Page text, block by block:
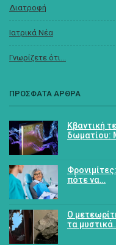
Διατροφή
Ιατρικά Νέα
Γνωρίζετε ότι...
ΠΡΟΣΦΑΤΑ ΑΡΘΡΑ
Κβαντική
δωματίου:
πότε να…
Ο
τα